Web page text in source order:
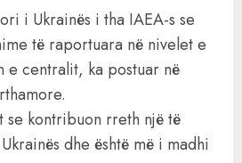
i Ukrainës i tha IAEA-s se
të raportuara në nivelet e
e centralit, ka postuar në
se kontribuon rreth një të
dhe është më i madhi